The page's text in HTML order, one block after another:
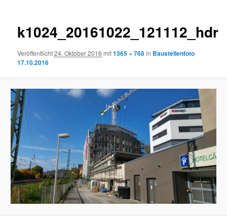
k1024_20161022_121112_hdr
Veröffentlicht24. Oktober 2016 mit1365 × 768in Baustellenfoto
17.10.2016